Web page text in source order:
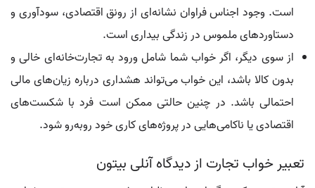
است. وجود اجناس فراوان نشانه‌ای از رونق اقتصادی، سودآوری و
دستاوردهای ملموس در زندگی بیداری است.
از سوی دیگر، اگر خواب شما شامل ورود به تجارت‌خانه‌ای خالی و
بدون کالا باشد، این خواب می‌تواند هشداری درباره زیان‌های مالی
احتمالی باشد. در چنین حالتی ممکن است فرد با شکست‌های
اقتصادی یا ناکامی‌هایی در پروژه‌های کاری خود روبه‌رو شود.
تعبیر خواب تجارت از دیدگاه آنلی بیتون